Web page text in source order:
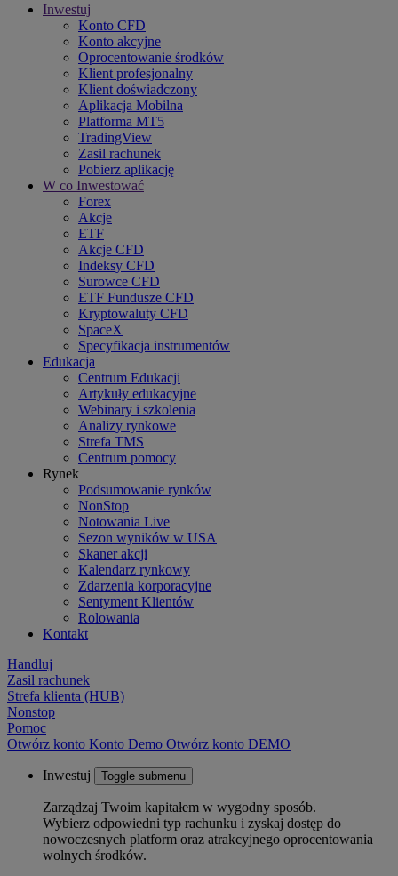
Inwestuj
Konto CFD
Konto akcyjne
Oprocentowanie środków
Klient profesjonalny
Klient doświadczony
Aplikacja Mobilna
Platforma MT5
TradingView
Zasil rachunek
Pobierz aplikację
W co Inwestować
Forex
Akcje
ETF
Akcje CFD
Indeksy CFD
Surowce CFD
ETF Fundusze CFD
Kryptowaluty CFD
SpaceX
Specyfikacja instrumentów
Edukacja
Centrum Edukacji
Artykuły edukacyjne
Webinary i szkolenia
Analizy rynkowe
Strefa TMS
Centrum pomocy
Rynek
Podsumowanie rynków
NonStop
Notowania Live
Sezon wyników w USA
Skaner akcji
Kalendarz rynkowy
Zdarzenia korporacyjne
Sentyment Klientów
Rolowania
Kontakt
Handluj
Zasil rachunek
Strefa klienta (HUB)
Nonstop
Pomoc
Otwórz konto Konto Demo Otwórz konto DEMO
Inwestuj Toggle submenu
Zarządzaj Twoim kapitałem w wygodny sposób.
Wybierz odpowiedni typ rachunku i zyskaj dostęp do
nowoczesnych platform oraz atrakcyjnego oprocentowania
wolnych środków.